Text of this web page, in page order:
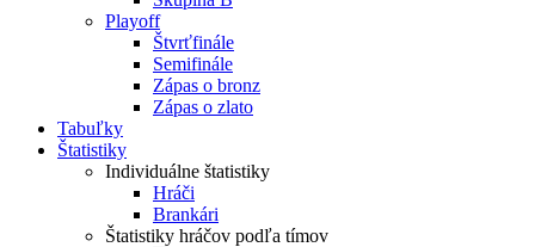
Playoff
Štvrťfinále
Semifinále
Zápas o bronz
Zápas o zlato
Tabuľky
Štatistiky
Individuálne štatistiky
Hráči
Brankári
Štatistiky hráčov podľa tímov